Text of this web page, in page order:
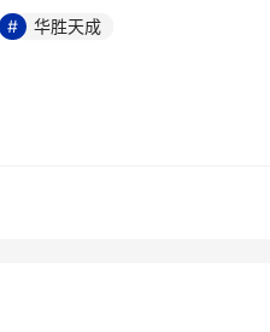
市场风云变幻的今天，
统一化的发展愿景。
庆典活动上王维航表示，通
传媒，文章内容仅供参考，不构
华胜天成